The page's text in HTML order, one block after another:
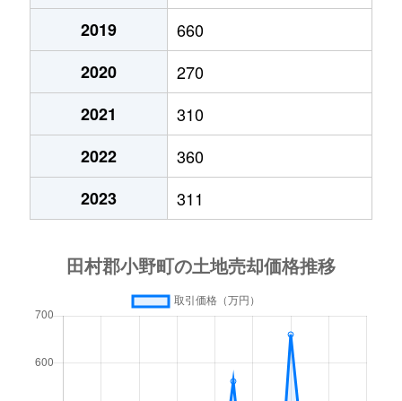
2019
660
2020
270
2021
310
2022
360
2023
311